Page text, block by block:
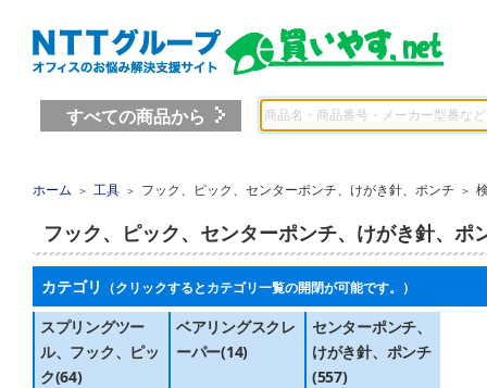
すべての商品から
ホーム ＞ 工具 ＞ フック、ピック、センターポンチ、けがき針、ポンチ ＞
フック、ピック、センターポンチ、けがき針、ポ
カテゴリ （クリックするとカテゴリ一覧の開閉が可能です。）
スプリングツー
ル、フック、ピッ
ク(64)
ベアリングスクレ
ーパー(14)
センターポンチ、
けがき針、ポンチ
(557)